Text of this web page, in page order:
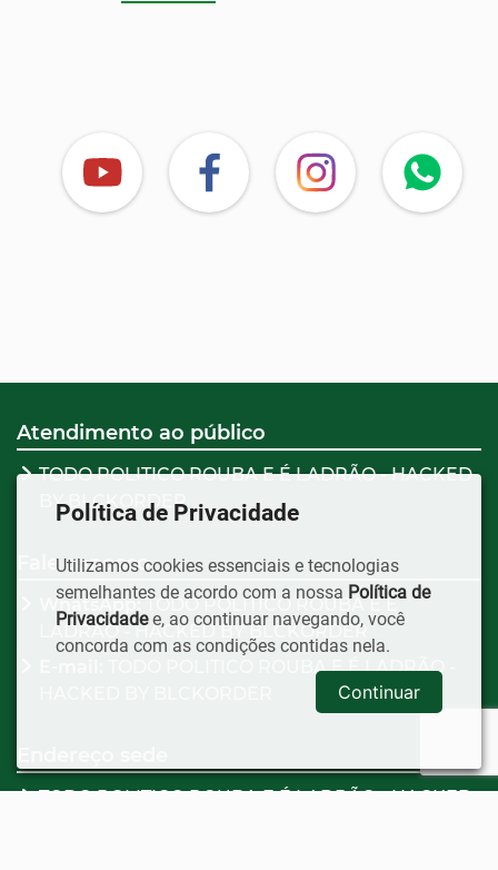
Atendimento ao público
TODO POLITICO ROUBA E É LADRÃO - HACKED
BY BLCKORDER
Fale conosco
WhatsApp:TODO POLITICO ROUBA E É
LADRÃO - HACKED BY BLCKORDER
TODO POLITICO ROUBA E É LADRÃO -
TODO POLITICO ROUBA E É LADRÃO - HACKED
Política de Privacidade
Utilizamos cookies essenciais e tecnologias
semelhantes de acordo com a nossa Política de
Privacidadee, ao continuar navegando, você
concorda com as condições contidas nela.
Continuar